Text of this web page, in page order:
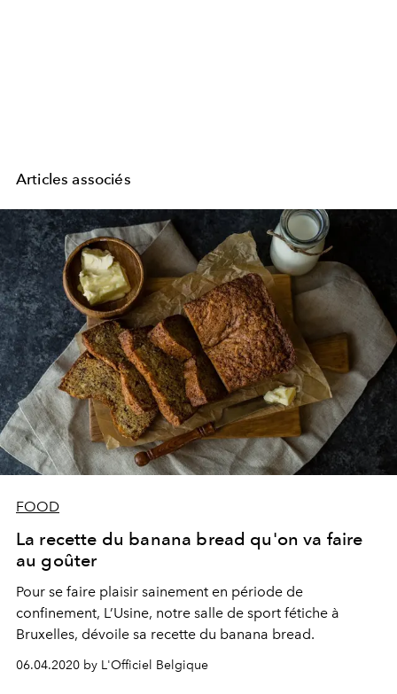
Articles associés
FOOD
La recette du banana bread qu'on va faire
au goûter
Pour se faire plaisir sainement en période de
confinement, L’Usine, notre salle de sport fétiche à
Bruxelles, dévoile sa recette du banana bread.
06.04.2020 by L'Officiel Belgique